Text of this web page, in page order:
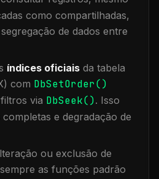
como compartilhadas,
de dados entre
índices oficiais da tabela
com DbSetOrder()
via DbSeek(). Isso
e degradação de
ou exclusão de
as funções padrão